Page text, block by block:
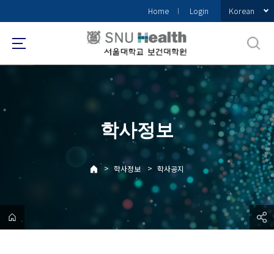
로
메
Home Login Korean
학사정보
> 학사정보 > 학사공지